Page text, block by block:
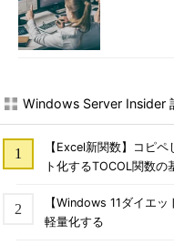
Windows Server Insider
【Excel新関数】コピ
ト化するTOCOL関数の
【Windows 11ダイエ
軽量化する